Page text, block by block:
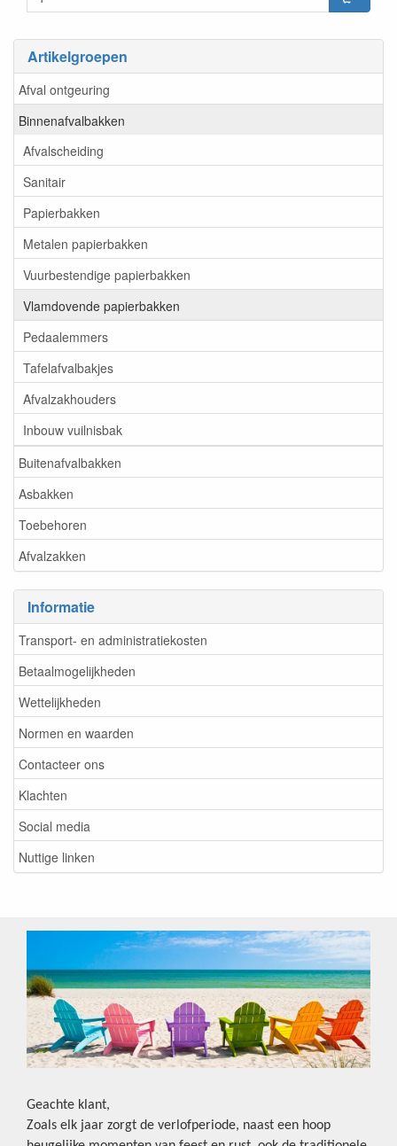
Artikelgroepen
Afval ontgeuring
Binnenafvalbakken
Afvalscheiding
Sanitair
Papierbakken
Metalen papierbakken
Vuurbestendige papierbakken
Vlamdovende papierbakken
Pedaalemmers
Tafelafvalbakjes
Afvalzakhouders
Inbouw vuilnisbak
Buitenafvalbakken
Asbakken
Toebehoren
Afvalzakken
Informatie
Transport- en administratiekosten
Betaalmogelijkheden
Wettelijkheden
Normen en waarden
Contacteer ons
Klachten
Social media
Nuttige linken
Geachte klant,
Zoals elk jaar zorgt de verlofperiode, naast een hoop